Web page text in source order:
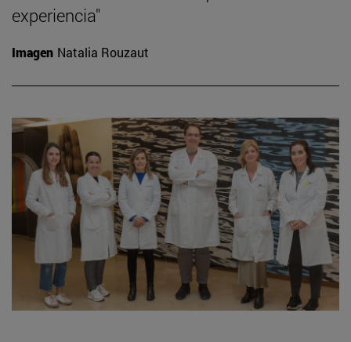
experiencia"
Imagen Natalia Rouzaut